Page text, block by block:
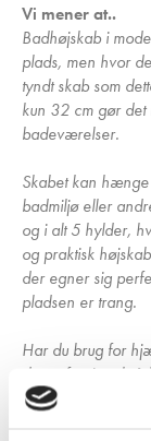
Vi mener at..
Badhøjskab i
plads, men hvor
tyndt skab som
kun 32 cm gør det
badeværelser.
Skabet kan
badmiljø eller
og i alt 5 hylder,
og praktisk
der egner sig
pladsen er trang.
Har du brug for
du professionel
nye projekt, så